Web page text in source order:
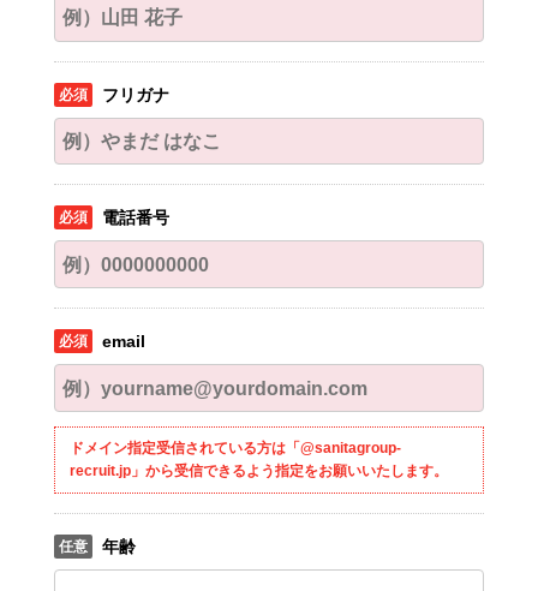
フリガナ
電話番号
email
ドメイン指定受信されている方は「@sanitagroup-
recruit.jp」から受信できるよう指定をお願いいたします。
年齢